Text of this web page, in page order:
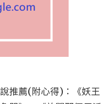
推薦(附心得)：《妖王